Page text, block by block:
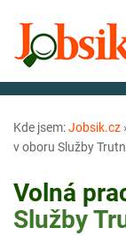
Kde jsem:Jobsik.cz
v oboru Služby
Volná
Služby